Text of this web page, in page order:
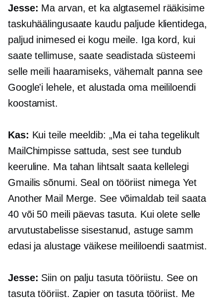
Jesse: Ma arvan, et ka algtasemel rääkisime
taskuhäälingusaate kaudu paljude klientidega,
paljud inimesed ei kogu meile. Iga kord, kui
saate tellimuse, saate seadistada süsteemi
selle meili haaramiseks, vähemalt panna see
Google'i lehele, et alustada oma meililoendi
koostamist.
Kas: Kui teile meeldib: „Ma ei taha tegelikult
MailChimpisse sattuda, sest see tundub
keeruline. Ma tahan lihtsalt saata kellelegi
Gmailis sõnumi. Seal on tööriist nimega Yet
Another Mail Merge. See võimaldab teil saata
40 või 50 meili päevas tasuta. Kui olete selle
arvutustabelisse sisestanud, astuge samm
edasi ja alustage väikese meililoendi saatmist.
Jesse: Siin on palju tasuta tööriistu. See on
tasuta tööriist. Zapier on tasuta tööriist. Me